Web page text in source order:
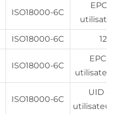
ISO18000-6C
EPC
ISO18000-6C
ISO18000-6C
EPC
ISO18000-6C
UID 8